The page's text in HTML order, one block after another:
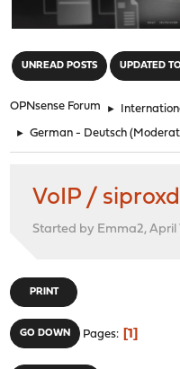
UNREAD POSTS UPDATED
OPNsense Forum ►
► German - Deutsch
VoIP / siproxd
Started by Emma2, April
PRINT
GO DOWN Pages 1